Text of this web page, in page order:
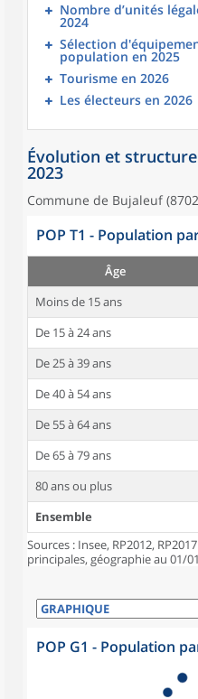
Nombre d’unités
2024
Sélection
population en 2025
Tourisme en 2026
Les électeurs en 2026
Évolution et
2023
Commune de Bujaleuf
POP T1 - Population
Âge
Moins de 15 ans
De 15 à 24 ans
De 25 à 39 ans
De 40 à 54 ans
De 55 à 64 ans
De 65 à 79 ans
80 ans ou plus
Ensemble
Sources : Insee, RP2012,
principales, géographie au 01/
POP G1 - Population